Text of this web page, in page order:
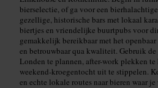
bierselectie, of ga voor een
gezellige, historische bars met lokaal
biertjes en vriendelijke buurtpubs voor
gemakkelijk bereikbaar met het
en betrouwbaar qua kwaliteit. Gebruik
Londen te plannen, after-work plekken
weekend-kroegentocht uit te stippelen.
en echte lokale routes naar bieren waar